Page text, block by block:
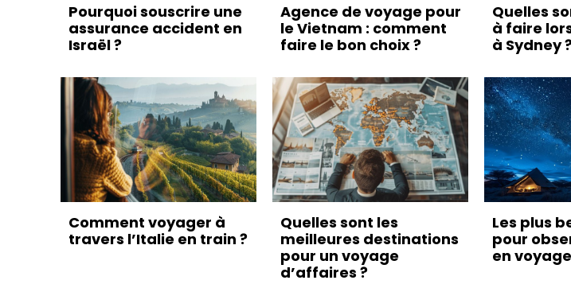
Pourquoi souscrire une
assurance accident en
Israël ?
Agence de voyage pour
le Vietnam : comment
faire le bon choix ?
Quelles
à faire
à Sydney
Comment voyager à
travers l’Italie en train ?
Quelles sont les
meilleures destinations
pour un voyage
d’affaires ?
Les plus
pour
en voyage